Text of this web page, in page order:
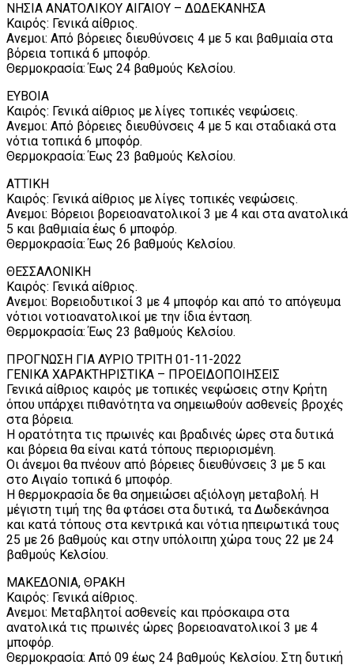
ΝΗΣΙΑ ΑΝΑΤΟΛΙΚΟΥ ΑΙΓΑΙΟΥ – ΔΩΔΕΚΑΝΗΣΑ
Καιρός: Γενικά αίθριος.
Ανεμοι: Από βόρειες διευθύνσεις 4 με 5 και βαθμιαία στα
βόρεια τοπικά 6 μποφόρ.
Θερμοκρασία: Έως 24 βαθμούς Κελσίου.
ΕΥΒΟΙΑ
Καιρός: Γενικά αίθριος με λίγες τοπικές νεφώσεις.
Ανεμοι: Από βόρειες διευθύνσεις 4 με 5 και σταδιακά στα
νότια τοπικά 6 μποφόρ.
Θερμοκρασία: Έως 23 βαθμούς Κελσίου.
ΑΤΤΙΚΗ
Καιρός: Γενικά αίθριος με λίγες τοπικές νεφώσεις.
Ανεμοι: Βόρειοι βορειοανατολικοί 3 με 4 και στα ανατολικά
5 και βαθμιαία έως 6 μποφόρ.
Θερμοκρασία: Έως 26 βαθμούς Κελσίου.
ΘΕΣΣΑΛΟΝΙΚΗ
Καιρός: Γενικά αίθριος.
Ανεμοι: Βορειοδυτικοί 3 με 4 μποφόρ και από το απόγευμα
νότιοι νοτιοανατολικοί με την ίδια ένταση.
Θερμοκρασία: Έως 23 βαθμούς Κελσίου.
ΠΡΟΓΝΩΣΗ ΓΙΑ ΑΥΡΙΟ ΤΡΙΤΗ 01-11-2022
ΓΕΝΙΚΑ ΧΑΡΑΚΤΗΡΙΣΤΙΚΑ – ΠΡΟΕΙΔΟΠΟΙΗΣΕΙΣ
Γενικά αίθριος καιρός με τοπικές νεφώσεις στην Κρήτη
όπου υπάρχει πιθανότητα να σημειωθούν ασθενείς βροχές
στα βόρεια.
Η ορατότητα τις πρωινές και βραδινές ώρες στα δυτικά
και βόρεια θα είναι κατά τόπους περιορισμένη.
Οι άνεμοι θα πνέουν από βόρειες διευθύνσεις 3 με 5 και
στο Αιγαίο τοπικά 6 μποφόρ.
Η θερμοκρασία δε θα σημειώσει αξιόλογη μεταβολή. Η
μέγιστη τιμή της θα φτάσει στα δυτικά, τα Δωδεκάνησα
και κατά τόπους στα κεντρικά και νότια ηπειρωτικά τους
25 με 26 βαθμούς και στην υπόλοιπη χώρα τους 22 με 24
βαθμούς Κελσίου.
ΜΑΚΕΔΟΝΙΑ, ΘΡΑΚΗ
Καιρός: Γενικά αίθριος.
Ανεμοι: Μεταβλητοί ασθενείς και πρόσκαιρα στα
ανατολικά τις πρωινές ώρες βορειοανατολικοί 3 με 4
μποφόρ.
Θερμοκρασία: Από 09 έως 24 βαθμούς Κελσίου. Στη δυτική